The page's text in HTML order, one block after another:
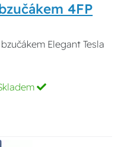
4FP
Elegant Tesla